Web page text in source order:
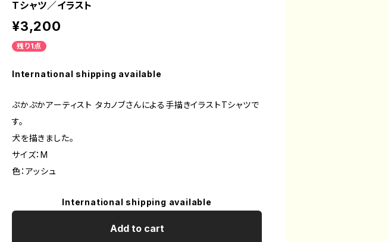
Tシャツ／イラスト
¥3,200
残り1点
International shipping available
ぷかぷかアーティスト タカノブさんによる手描きイラストTシャツで
す。
犬を描きました。
サイズ：M
色：アッシュ
International shipping available
Add to cart